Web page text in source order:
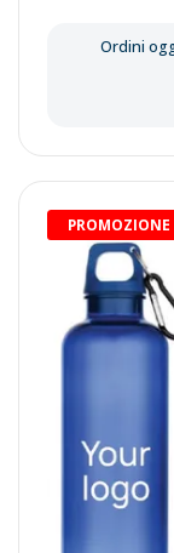
Ordini
PROMOZIONE